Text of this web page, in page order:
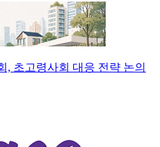
, 초고령사회 대응 전략 논의